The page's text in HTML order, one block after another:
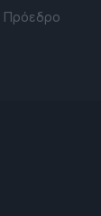
Πρόεδρο